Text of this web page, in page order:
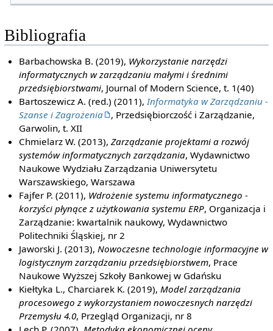
Bibliografia
Barbachowska B. (2019), Wykorzystanie narzędzi
informatycznych w zarządzaniu małymi i średnimi
przedsiębiorstwami, Journal of Modern Science, t. 1(40)
Bartoszewicz A. (red.) (2011), Informatyka w Zarządzaniu -
Szanse i Zagrożenia
, Przedsiębiorczość i Zarządzanie,
Garwolin, t. XII
Chmielarz W. (2013),Zarządzanie projektami a rozwój
systemów informatycznych zarządzania, Wydawnictwo
Naukowe Wydziału Zarządzania Uniwersytetu
Warszawskiego, Warszawa
Fajfer P. (2011), Wdrożenie systemu informatycznego -
korzyści płynące z użytkowania systemu ERP, Organizacja i
Zarządzanie: kwartalnik naukowy, Wydawnictwo
Politechniki Śląskiej, nr 2
Jaworski J. (2013), Nowoczesne technologie informacyjne w
logistycznym zarządzaniu przedsiębiorstwem, Prace
Naukowe Wyższej Szkoły Bankowej w Gdańsku
Kiełtyka L., Charciarek K. (2019), Model zarządzania
procesowego z wykorzystaniem nowoczesnych narzędzi
Przemysłu 4.0, Przegląd Organizacji, nr 8